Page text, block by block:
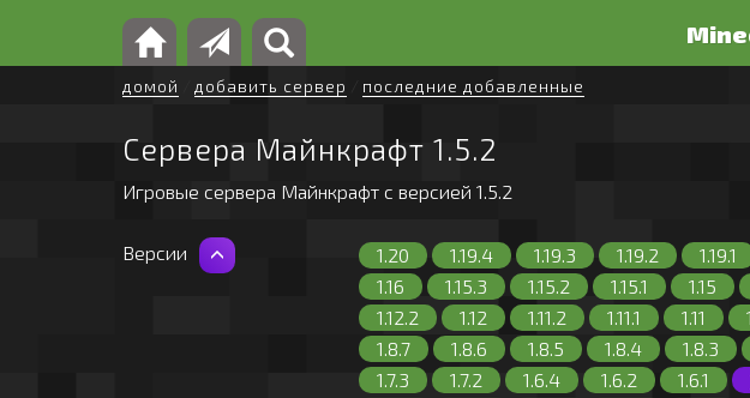
домой добавить сервер последние добавленные
Сервера Майнкрафт 1.5.2
Игровые сервера Майнкрафт с версией 1.5.2
Версии 1.20 1.19.4 1.19.3 1.19.2 1.19.1
1.16
1.15.3 1.15.2 1.15.1 1.15
1.12.2
1.12 1.11.2 1.11.1 1.11
1.8.7
1.8.6 1.8.5 1.8.4 1.8.3
1.7.3
1.7.2 1.6.4 1.6.2 1.6.1